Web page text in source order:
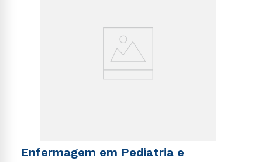
Enfermagem em Pediatria e